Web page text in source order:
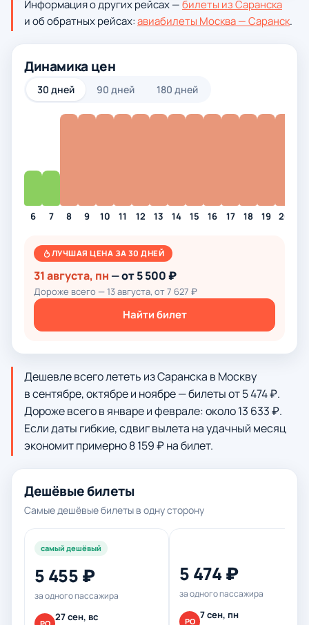
Информация о других рейсах —билеты из Саранска
и об обратных рейсах:авиабилеты Москва — Саранск.
Динамика цен
30 дней 90 дней 180 дней
6 7 8 9 10 11 12 13 14 15 16 17 18 19 20
ЛУЧШАЯ ЦЕНА ЗА 30 ДНЕЙ
31 августа, пн — от 5 500 ₽
Дороже всего — 13 августа, от 7 627 ₽
Найти билет
Дешевле всего лететь из Саранска в Москву
в сентябре, октябре и ноябре — билеты от 5 474 ₽.
Дороже всего в январе и феврале: около 13 633 ₽.
Если даты гибкие, сдвиг вылета на удачный месяц
экономит примерно 8 159 ₽ на билет.
Дешёвые билеты
Самые дешёвые билеты в одну сторону
самый дешёвый
5 455 ₽
за одного пассажира
27 сен, вс
5 474 ₽
за одного пассажира
РО
7 сен, пн